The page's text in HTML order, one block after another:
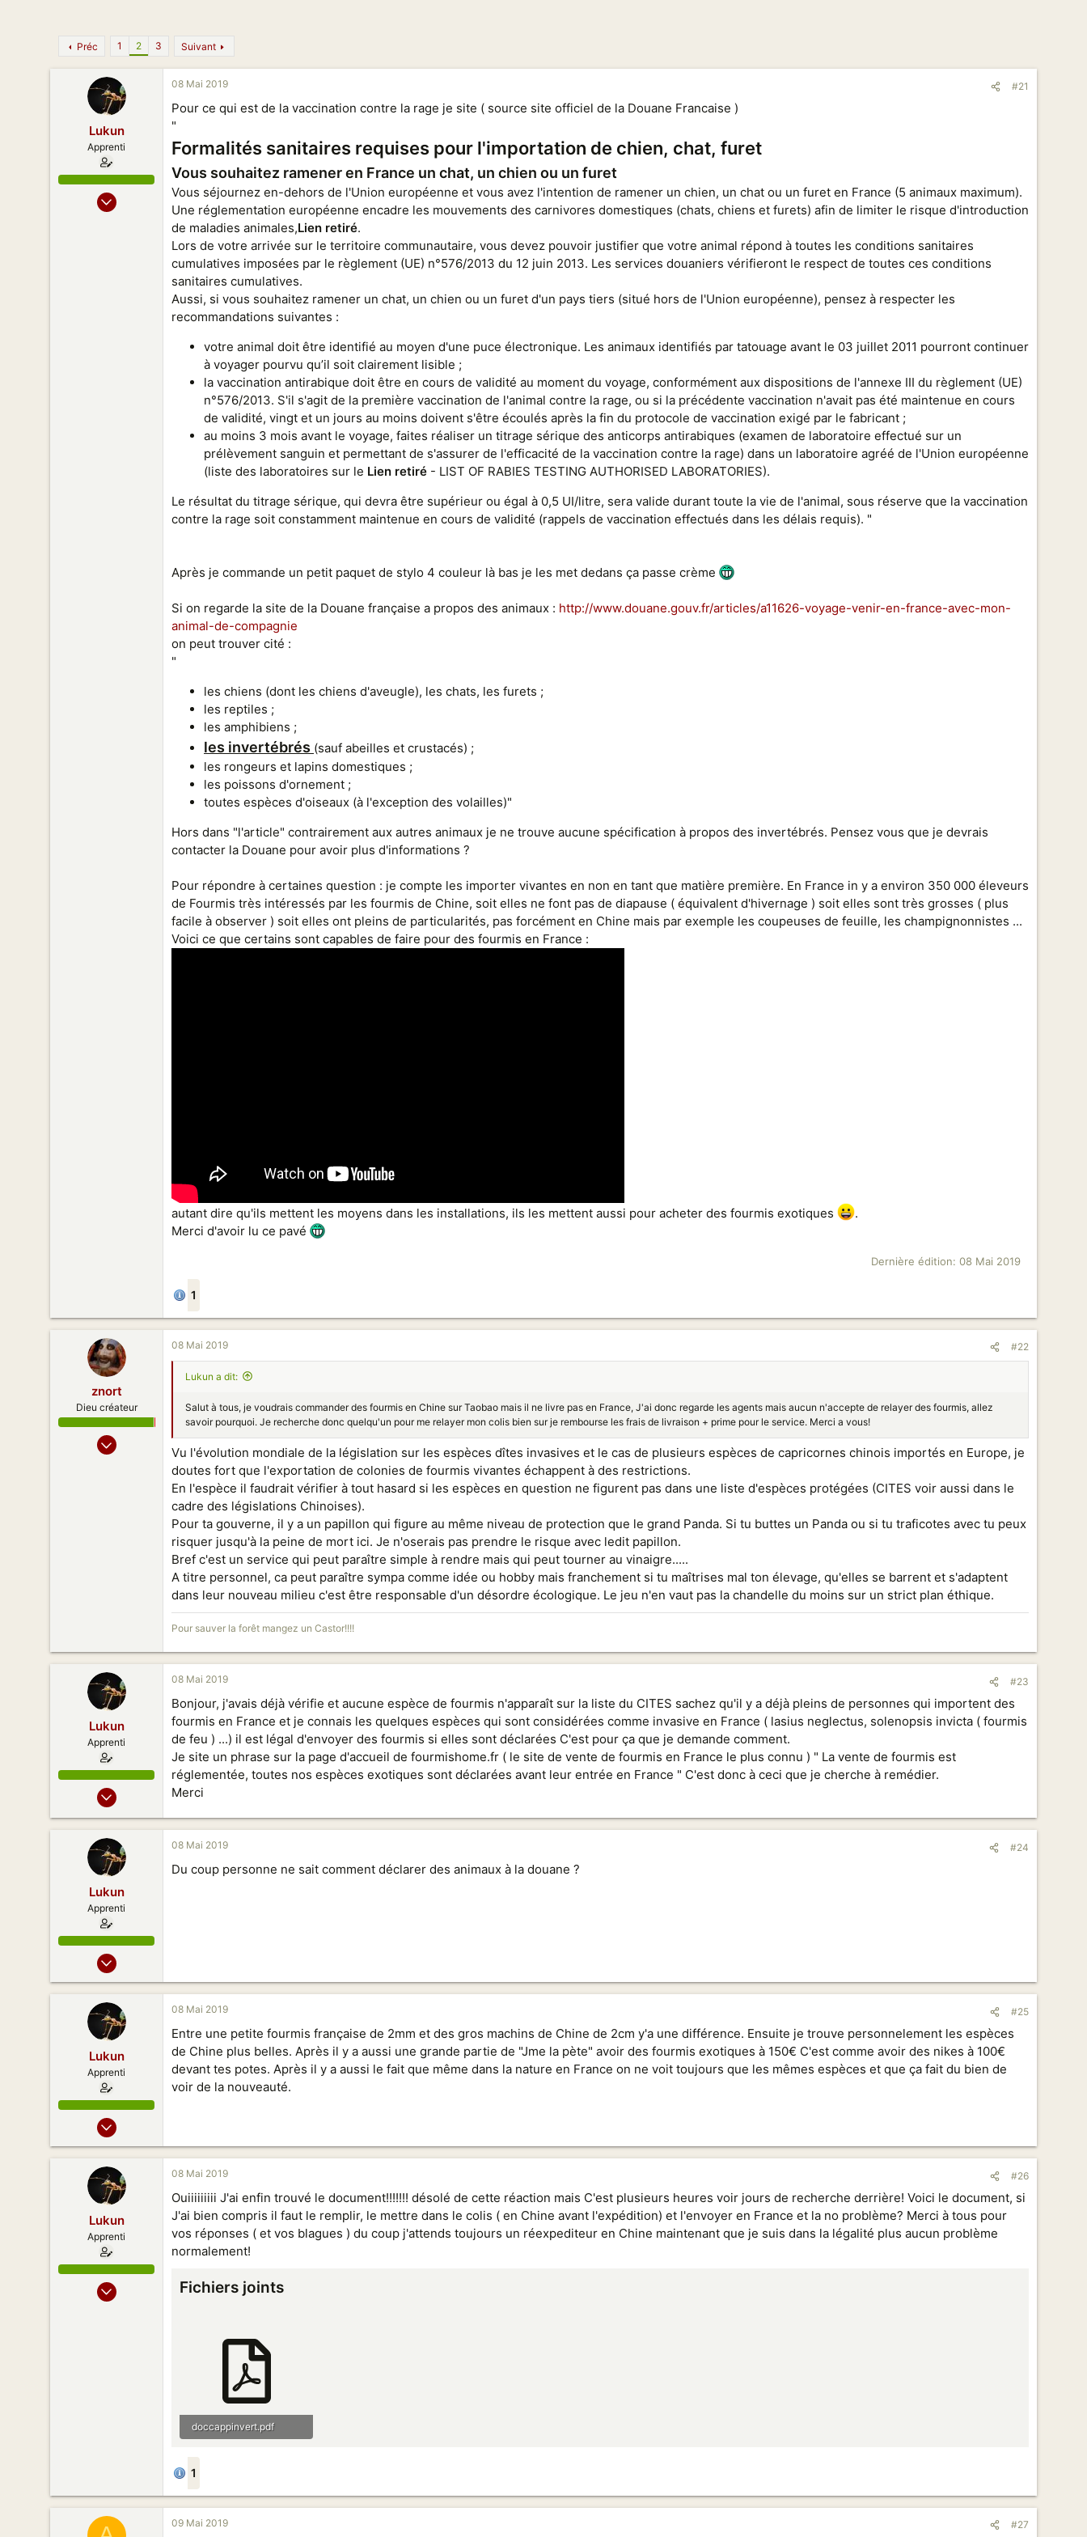
Préc 1 2 3 Suivant
Lukun
Apprenti
05 Mai 2019
08 Mai 2019 #21
Pour ce qui est de la vaccination contre la rage je site ( source site officiel de la Douane Francaise )
"
Formalités sanitaires requises pour l'importation de chien, chat, furet
Vous souhaitez ramener en France un chat, un chien ou un furet
Vous séjournez en-dehors de l'Union européenne et vous avez l'intention de ramener un chien, un chat ou un furet en France (5 animaux maximum).
Une réglementation européenne encadre les mouvements des carnivores domestiques (chats, chiens et furets) afin de limiter le risque d'introduction
de maladies animales,Lien retiré.
Lors de votre arrivée sur le territoire communautaire, vous devez pouvoir justifier que votre animal répond à toutes les conditions sanitaires
cumulatives imposées par le règlement (UE) n°576/2013 du 12 juin 2013. Les services douaniers vérifieront le respect de toutes ces conditions
sanitaires cumulatives.
Aussi, si vous souhaitez ramener un chat, un chien ou un furet d'un pays tiers (situé hors de l'Union européenne), pensez à respecter les
recommandations suivantes :
votre animal doit être identifié au moyen d'une puce électronique. Les animaux identifiés par tatouage avant le 03 juillet 2011 pourront continuer
à voyager pourvu qu’il soit clairement lisible ;
la vaccination antirabique doit être en cours de validité au moment du voyage, conformément aux dispositions de l'annexe III du règlement (UE)
n°576/2013. S'il s'agit de la première vaccination de l'animal contre la rage, ou si la précédente vaccination n'avait pas été maintenue en cours
de validité, vingt et un jours au moins doivent s'être écoulés après la fin du protocole de vaccination exigé par le fabricant ;
au moins 3 mois avant le voyage, faites réaliser un titrage sérique des anticorps antirabiques (examen de laboratoire effectué sur un
prélèvement sanguin et permettant de s'assurer de l'efficacité de la vaccination contre la rage) dans un laboratoire agréé de l'Union européenne
(liste des laboratoires sur le Lien retiré - LIST OF RABIES TESTING AUTHORISED LABORATORIES).
Le résultat du titrage sérique, qui devra être supérieur ou égal à 0,5 UI/litre, sera valide durant toute la vie de l'animal, sous réserve que la vaccination
contre la rage soit constamment maintenue en cours de validité (rappels de vaccination effectués dans les délais requis). "
Après je commande un petit paquet de stylo 4 couleur là bas je les met dedans ça passe crème
Si on regarde la site de la Douane française a propos des animaux : http://www.douane.gouv.fr/articles/a11626-voyage-venir-en-france-avec-mon-
animal-de-compagnie
on peut trouver cité :
"
les chiens (dont les chiens d'aveugle), les chats, les furets ;
les reptiles ;
les amphibiens ;
les invertébrés (sauf abeilles et crustacés) ;
les rongeurs et lapins domestiques ;
les poissons d'ornement ;
toutes espèces d'oiseaux (à l'exception des volailles)"
Hors dans "l'article" contrairement aux autres animaux je ne trouve aucune spécification à propos des invertébrés. Pensez vous que je devrais
contacter la Douane pour avoir plus d'informations ?
Pour répondre à certaines question : je compte les importer vivantes en non en tant que matière première. En France in y a environ 350 000 éleveurs
de Fourmis très intéressés par les fourmis de Chine, soit elles ne font pas de diapause ( équivalent d'hivernage ) soit elles sont très grosses ( plus
facile à observer ) soit elles ont pleins de particularités, pas forcément en Chine mais par exemple les coupeuses de feuille, les champignonnistes ...
Voici ce que certains sont capables de faire pour des fourmis en France :
autant dire qu'ils mettent les moyens dans les installations, ils les mettent aussi pour acheter des fourmis exotiques
.
Merci d'avoir lu ce pavé
Dernière édition: 08 Mai 2019
1
znort
Dieu créateur
13 Avr 2012
08 Mai 2019 #22
Lukun a dit:
Salut à tous, je voudrais commander des fourmis en Chine sur Taobao mais il ne livre pas en France, J'ai donc regarde les agents mais aucun n'accepte de relayer des fourmis, allez
savoir pourquoi. Je recherche donc quelqu'un pour me relayer mon colis bien sur je rembourse les frais de livraison + prime pour le service. Merci a vous!
Vu l'évolution mondiale de la législation sur les espèces dîtes invasives et le cas de plusieurs espèces de capricornes chinois importés en Europe, je
doutes fort que l'exportation de colonies de fourmis vivantes échappent à des restrictions.
En l'espèce il faudrait vérifier à tout hasard si les espèces en question ne figurent pas dans une liste d'espèces protégées (CITES voir aussi dans le
cadre des législations Chinoises).
Pour ta gouverne, il y a un papillon qui figure au même niveau de protection que le grand Panda. Si tu buttes un Panda ou si tu traficotes avec tu peux
risquer jusqu'à la peine de mort ici. Je n'oserais pas prendre le risque avec ledit papillon.
Bref c'est un service qui peut paraître simple à rendre mais qui peut tourner au vinaigre.....
A titre personnel, ca peut paraître sympa comme idée ou hobby mais franchement si tu maîtrises mal ton élevage, qu'elles se barrent et s'adaptent
dans leur nouveau milieu c'est être responsable d'un désordre écologique. Le jeu n'en vaut pas la chandelle du moins sur un strict plan éthique.
Pour sauver la forêt mangez un Castor!!!!
Lukun
Apprenti
05 Mai 2019
5
08 Mai 2019 #23
Bonjour, j'avais déjà vérifie et aucune espèce de fourmis n'apparaît sur la liste du CITES sachez qu'il y a déjà pleins de personnes qui importent des
fourmis en France et je connais les quelques espèces qui sont considérées comme invasive en France ( lasius neglectus, solenopsis invicta ( fourmis
de feu ) ...) il est légal d'envoyer des fourmis si elles sont déclarées C'est pour ça que je demande comment.
Je site un phrase sur la page d'accueil de fourmishome.fr ( le site de vente de fourmis en France le plus connu ) " La vente de fourmis est
réglementée, toutes nos espèces exotiques sont déclarées avant leur entrée en France " C'est donc à ceci que je cherche à remédier.
Merci
Lukun
Apprenti
05 Mai 2019
5
08 Mai 2019 #24
Du coup personne ne sait comment déclarer des animaux à la douane ?
Lukun
Apprenti
05 Mai 2019
5
08 Mai 2019 #25
Entre une petite fourmis française de 2mm et des gros machins de Chine de 2cm y'a une différence. Ensuite je trouve personnelement les espèces
de Chine plus belles. Après il y a aussi une grande partie de "Jme la pète" avoir des fourmis exotiques à 150€ C'est comme avoir des nikes à 100€
devant tes potes. Après il y a aussi le fait que même dans la nature en France on ne voit toujours que les mêmes espèces et que ça fait du bien de
voir de la nouveauté.
Lukun
Apprenti
05 Mai 2019
08 Mai 2019 #26
Ouiiiiiiiii J'ai enfin trouvé le document!!!!!!! désolé de cette réaction mais C'est plusieurs heures voir jours de recherche derrière! Voici le document, si
J'ai bien compris il faut le remplir, le mettre dans le colis ( en Chine avant l'expédition) et l'envoyer en France et la no problème? Merci à tous pour
vos réponses ( et vos blagues ) du coup j'attends toujours un réexpediteur en Chine maintenant que je suis dans la légalité plus aucun problème
normalement!
Fichiers joints
doccappinvert.pdf
1
09 Mai 2019 #27